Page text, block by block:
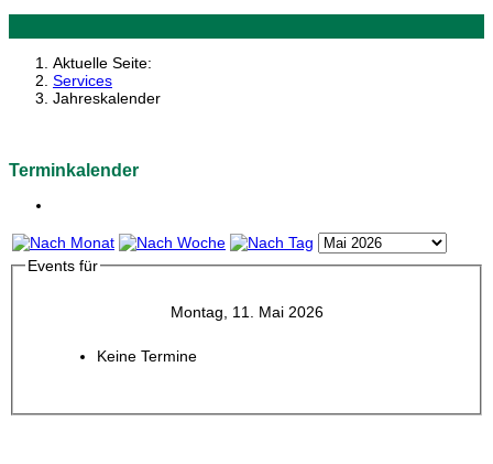
Aktuelle Seite:
Services
Jahreskalender
Terminkalender
Events für
Montag, 11. Mai 2026
Keine Termine